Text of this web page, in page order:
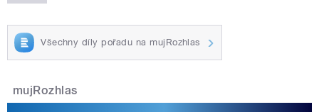
Všechny díly pořadu na mujRozhlas
mujRozhlas